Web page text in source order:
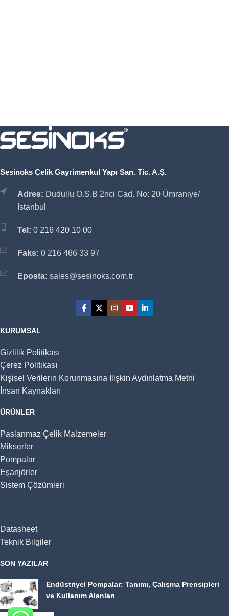
Sesinoks Çelik Gayrimenkul Yapı San. Tic. A.Ş.
Adres: Dudullu O.S.B 2nci Cad. No: 20 Ümraniye/
Istanbul
Tel: 0 216 420 10 00
Faks: 0 216 466 33 97
Eposta: sales@sesinoks.com.tr
KURUMSAL
Gizlilik Politikası
Çerez Politikası
Kişisel Verilerin Korunmasına İlişkin Aydınlatma Metni
İnsan Kaynakları
ÜRÜNLER
Paslanmaz Çelik Malzemeler
Mikserler
Pompalar
Eşanjörler
Sistem Çözümleri
Datasheet
Teknik Bilgiler
SON YAZILAR
Endüstriyel Pompalar: Tanımı, Çalışma Prensipleri
ve Kullanım Alanları